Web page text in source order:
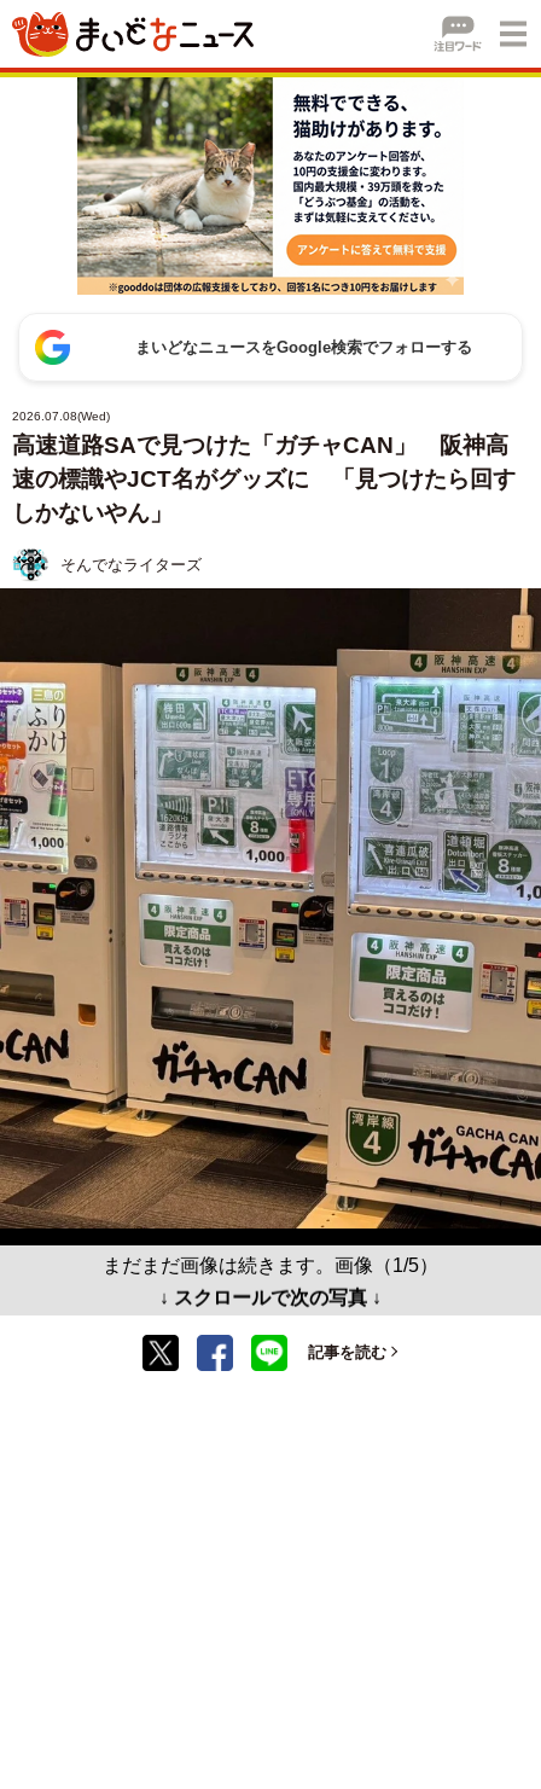
まいどなニュースをGoogle検索でフォローする
2026.07.08(Wed)
高速道路SAで見つけた「ガチャCAN」 阪神高
速の標識やJCT名がグッズに 「見つけたら回す
しかないやん」
そんでなライターズ
まだまだ画像は続きます。画像（1/5）
↓ スクロールで次の写真 ↓
記事を読む